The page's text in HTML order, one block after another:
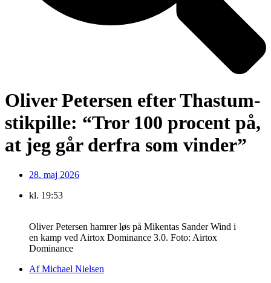
Oliver Petersen efter Thastum-
stikpille: “Tror 100 procent på,
at jeg går derfra som vinder”
28. maj 2026
kl. 19:53
Oliver Petersen hamrer løs på Mikentas Sander Wind i
en kamp ved Airtox Dominance 3.0. Foto: Airtox
Dominance
AfMichael Nielsen